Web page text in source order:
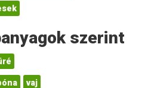
szerint
vaj